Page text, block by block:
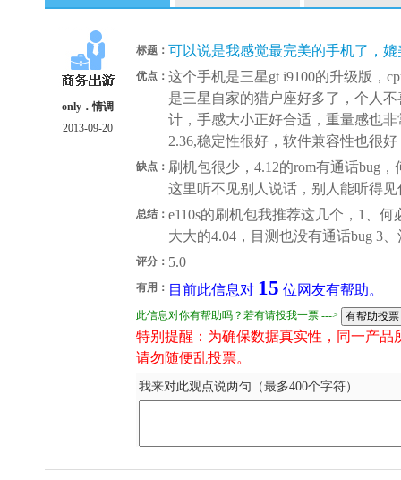
only．情调
2013-09-20
标题： 可以说是我感觉最完美的手机了，媲
优点： 这个手机是三星gt i9100的升级版，
是三星自家的猎户座好多了，个人
计，手感大小正好合适，重量感也
2.36,稳定性很好，软件兼容性也很
缺点： 刷机包很少，4.12的rom有通话bug
这里听不见别人说话，别人能听得
总结： e110s的刷机包我推荐这几个，1、
大大的4.04，目测也没有通话bug 3
评分： 5.0
有用： 目前此信息对 15 位网友有帮助。
此信息对你有帮助吗？若有请投我一票 --->
特别提醒：为确保数据真实性，同一产
请勿随便乱投票。
我来对此观点说两句（最多400个字符）